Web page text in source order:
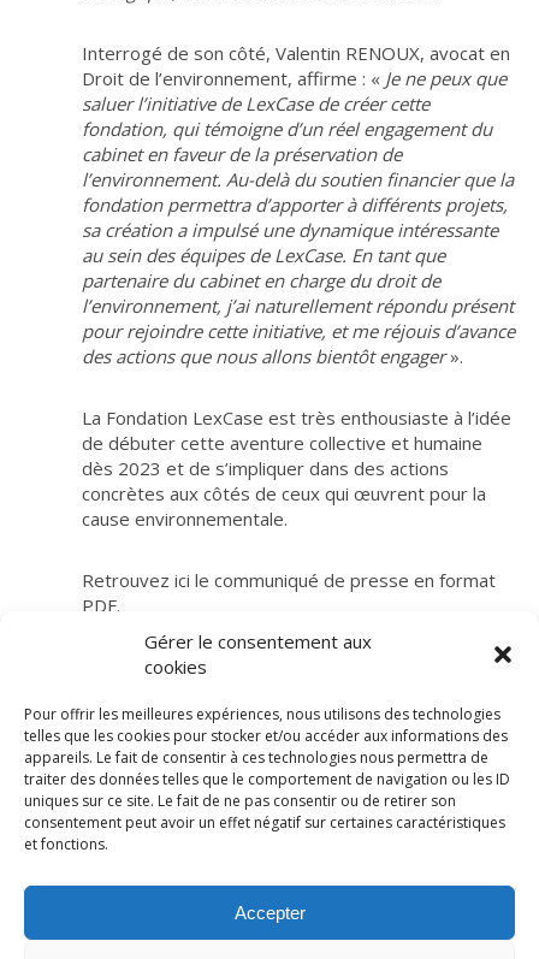
Gérer le consentement aux
cookies
Pour offrir les meilleures expériences, nous utilisons des technologies
telles que les cookies pour stocker et/ou accéder aux informations des
appareils. Le fait de consentir à ces technologies nous permettra de
traiter des données telles que le comportement de navigation ou les ID
uniques sur ce site. Le fait de ne pas consentir ou de retirer son
consentement peut avoir un effet négatif sur certaines caractéristiques
et fonctions.
Accepter
Interrogé de son côté, Valentin RENOUX, avocat en
Droit de l’environnement, affirme : « Je ne peux que
saluer l’initiative de LexCase de créer cette
fondation, qui témoigne d’un réel engagement du
cabinet en faveur de la préservation de
l’environnement. Au-delà du soutien financier que la
fondation permettra d’apporter à différents projets,
sa création a impulsé une dynamique intéressante
au sein des équipes de LexCase. En tant que
partenaire du cabinet en charge du droit de
l’environnement, j’ai naturellement répondu présent
pour rejoindre cette initiative, et me réjouis d’avance
des actions que nous allons bientôt engager».
La Fondation LexCase est très enthousiaste à l’idée
de débuter cette aventure collective et humaine
dès 2023 et de s’impliquer dans des actions
concrètes aux côtés de ceux qui œuvrent pour la
cause environnementale.
Retrouvez ici le communiqué de presse en format
PDF.
© LexCase 2026
Mentions légales
Politique de confidentialité
Conditions générales
web réalisé par 2cafes